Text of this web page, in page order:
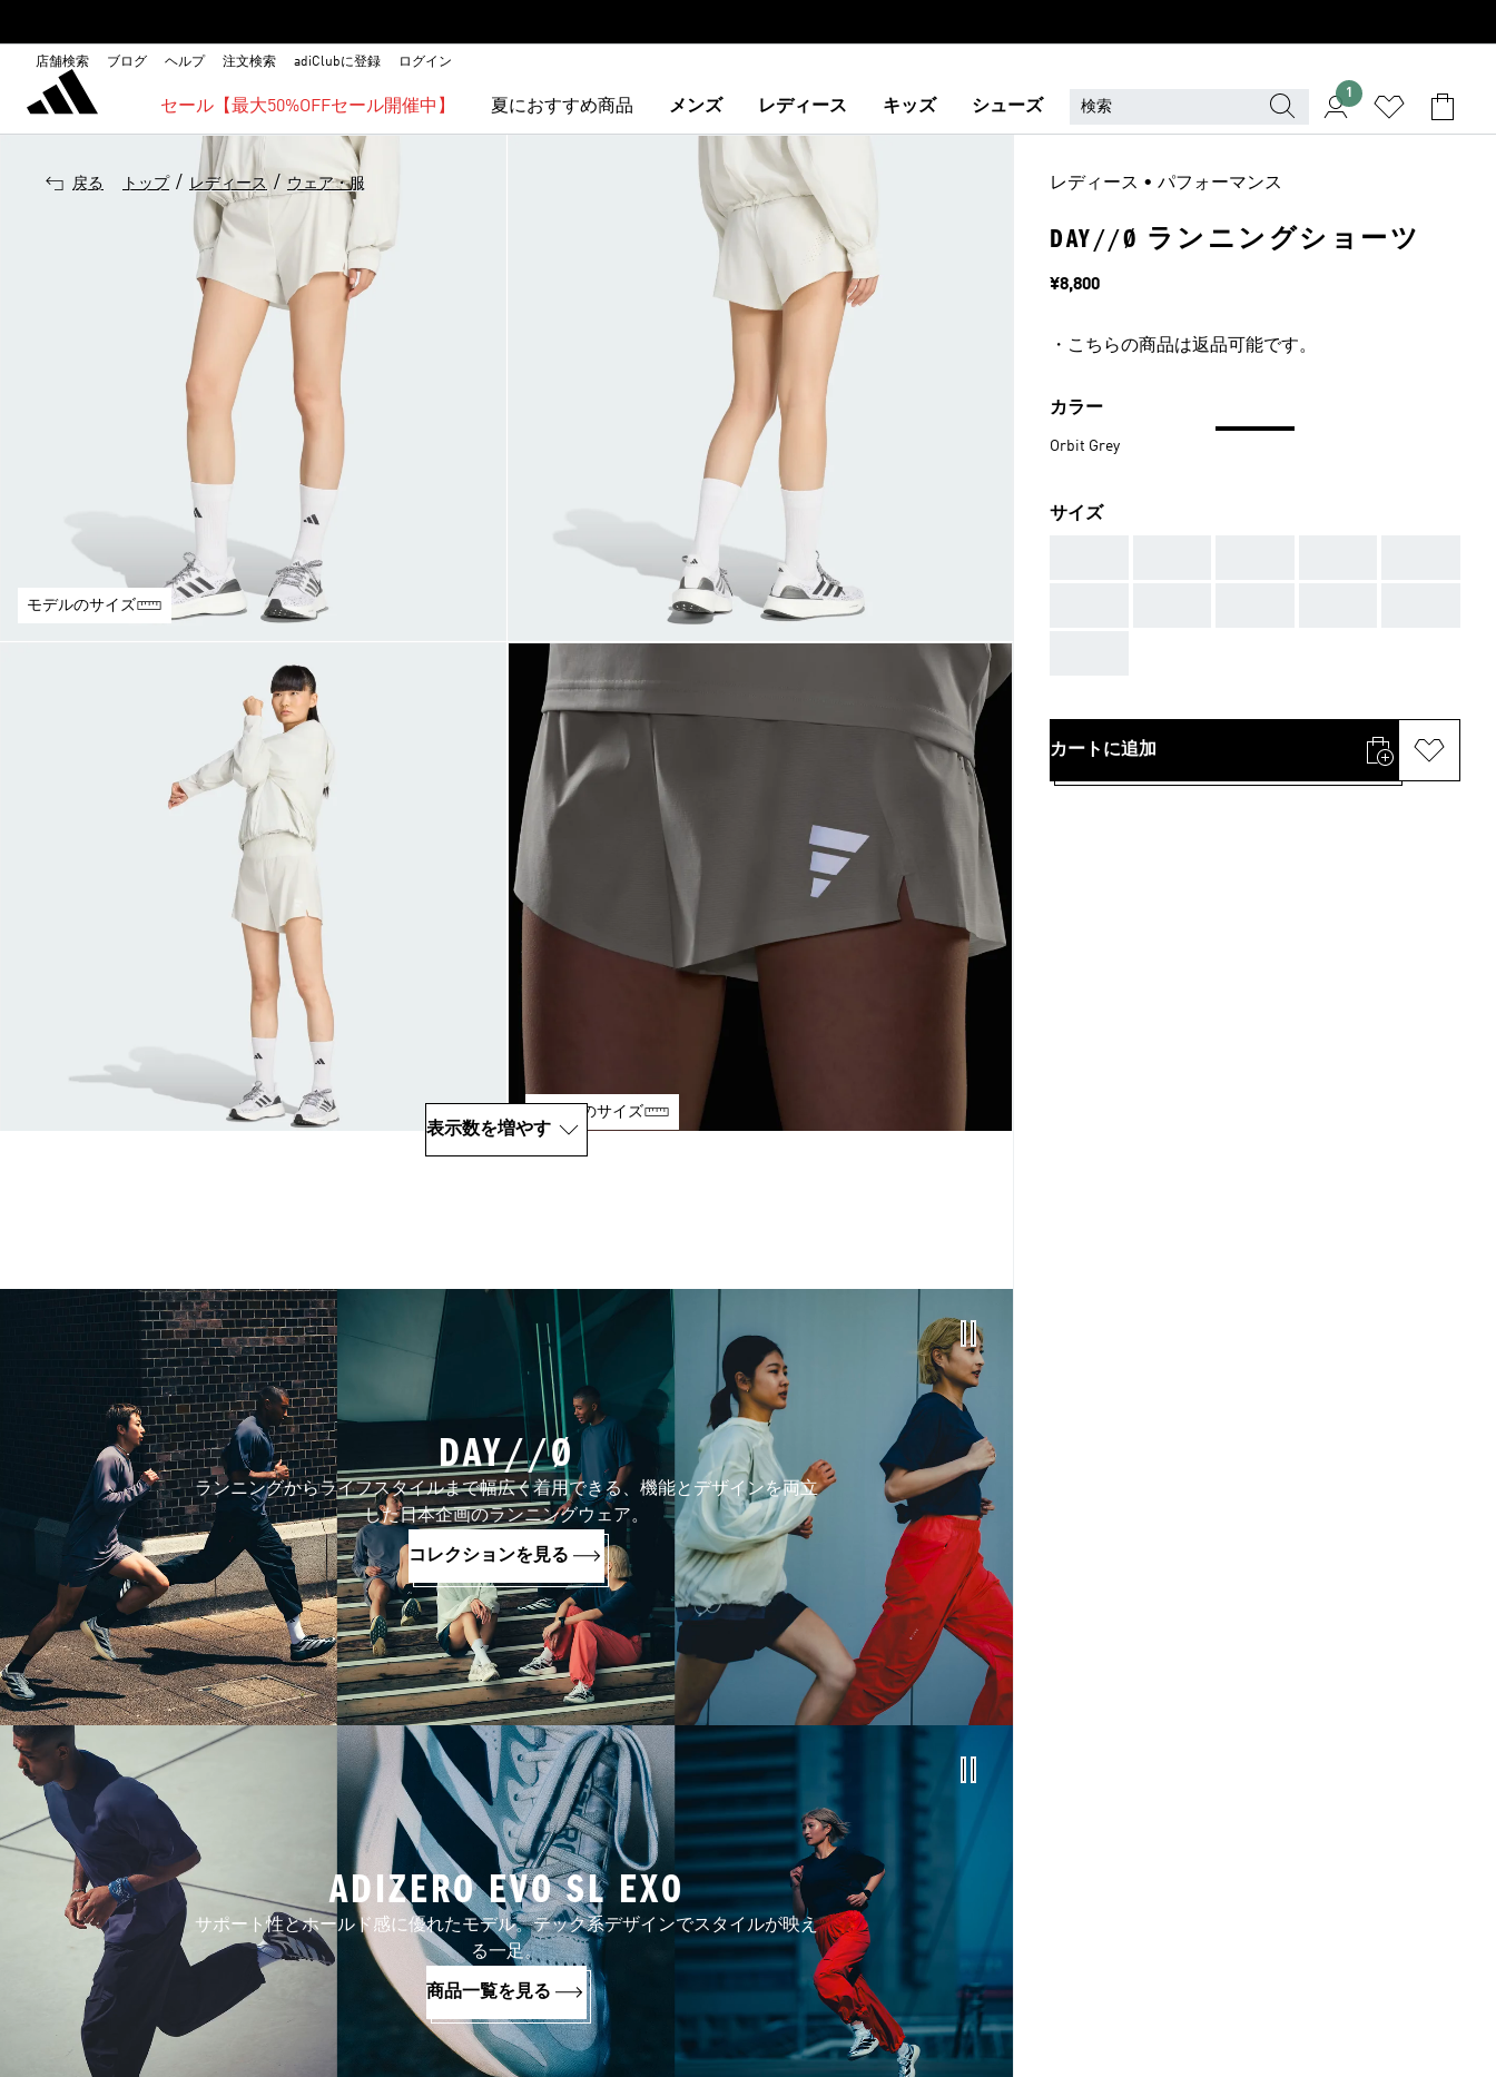
店舗検索 ブログ ヘルプ 注文検索 adiClubに登録 ログイン
セール【最大50%OFFセール開催中】 夏におすすめ商品 メンズ レディース キッズ シューズ
1
戻る トップ / レディース / ウェア・服
モデルのサイズ
モデルのサイズ
表示数を増やす
DAY//Ø
ランニングからライフスタイルまで幅広く着用できる、機能とデザインを両立
した日本企画のランニングウェア。
コレクションを見る
ADIZERO EVO SL EXO
サポート性とホールド感に優れたモデル。テック系デザインでスタイルが映え
る一足。
商品一覧を見る
レディース • パフォーマンス
DAY//Ø ランニングショーツ
価格
¥8,800
・こちらの商品は返品可能です。
カラー
Orbit Grey
サイズ
カートに追加